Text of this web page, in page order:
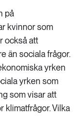
på
kvinnor som
också att
än sociala frågor.
yrken
yrken som
som visar att
klimatfrågor. Vilka